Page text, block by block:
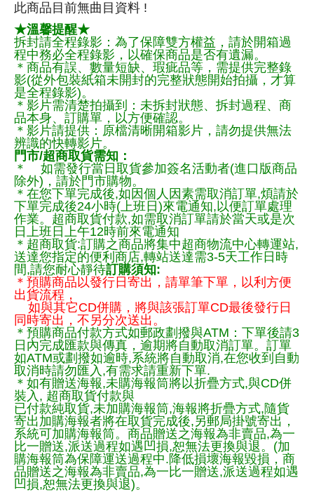
此商品目前無曲目資料 !
★溫馨提醒★
拆封請全程錄影：為了保障雙方權益，請於開箱過
程中務必全程錄影，以確保商品是否有遺漏。
＊商品有誤、數量短缺、瑕疵品等，需提供完整錄
影(從外包裝紙箱未開封的完整狀態開始拍攝，才算
是全程錄影)。
＊影片需清楚拍攝到：未拆封狀態、拆封過程、商
品本身、訂購單，以方便確認。
＊影片請提供：原檔清晰開箱影片，請勿提供無法
辨識的快轉影片。
門市/超商取貨需知：
＊ 如需發行當日取貨參加簽名活動者(進口版商品
除外)，請於門市購物。
＊在您下單完成後,如因個人因素需取消訂單,煩請於
下單完成後24小時(上班日)來電通知,以便訂單處理
作業。超商取貨付款,如需取消訂單請於當天或是次
日上班日上午12時前來電通知
＊超商取貨:訂購之商品將集中超商物流中心轉運站,
送達您指定的便利商店,轉站送達需3-5天工作日時
間,請您耐心靜待訂購須知:
＊預購商品以發行日寄出，請單筆下單，以利方便
出貨流程，
如與其它CD併購，將與該張訂單CD最後發行日
同時寄出，不另分次送出。
＊預購商品付款方式如郵政劃撥與ATM：下單後請3
日內完成匯款與傳真，逾期將自動取消訂單。訂單
如ATM或劃撥如逾時,系統將自動取消,在您收到自動
取消時請勿匯入,有需求請重新下單.
＊如有贈送海報,未購海報筒將以折疊方式,與CD併
裝入, 超商取貨付款與
已付款純取貨,未加購海報筒,海報將折疊方式,隨貨
寄出加購海報者將在取貨完成後,另郵局掛號寄出，
系統可加購海報筒。商品贈送之海報為非賣品,為一
比一贈送,派送過程如遇凹損,恕無法更換與退。(加
購海報筒為保障運送過程中.降低損壞海報毀損，商
品贈送之海報為非賣品,為一比一贈送,派送過程如遇
凹損,恕無法更換與退)。